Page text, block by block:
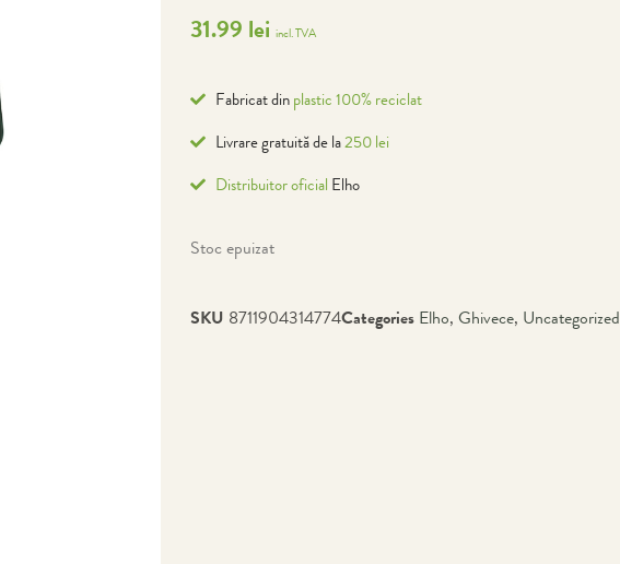
31.99 lei incl. TVA
Fabricat dinplastic 100% reciclat
Livrare gratuită de la250 lei
Distribuitor oficial Elho
Stoc epuizat
SKU 8711904314774Categories Elho, Ghivece, Uncategorized